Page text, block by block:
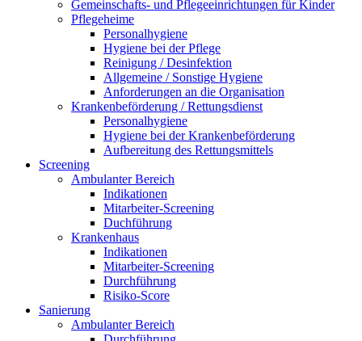
Gemeinschafts- und Pflegeeinrichtungen für Kinder
Pflegeheime
Personalhygiene
Hygiene bei der Pflege
Reinigung / Desinfektion
Allgemeine / Sonstige Hygiene
Anforderungen an die Organisation
Krankenbeförderung / Rettungsdienst
Personalhygiene
Hygiene bei der Krankenbeförderung
Aufbereitung des Rettungsmittels
Screening
Ambulanter Bereich
Indikationen
Mitarbeiter-Screening
Duchführung
Krankenhaus
Indikationen
Mitarbeiter-Screening
Durchführung
Risiko-Score
Sanierung
Ambulanter Bereich